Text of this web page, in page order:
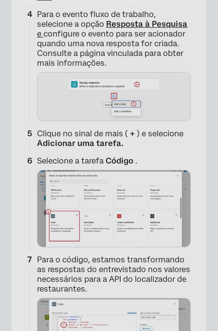
Para o evento fluxo de trabalho,
selecione a opção Resposta à Pesquisa
e configure o evento para ser acionador
quando uma nova resposta for criada.
Consulte a página vinculada para obter
mais informações.
Clique no sinal de mais ( + ) e selecione
Adicionar uma tarefa.
Selecione a tarefa Código .
Para o código, estamos transformando
as respostas do entrevistado nos valores
necessários para a API do localizador de
restaurantes.